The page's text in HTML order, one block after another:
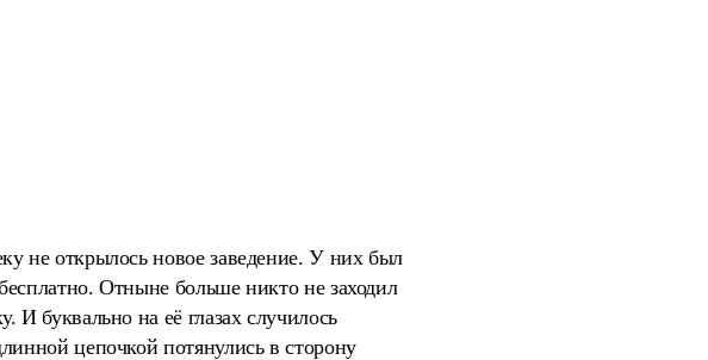
не открылось новое заведение. У них был
Отныне больше никто не заходил
буквально на её глазах случилось
цепочкой потянулись в сторону